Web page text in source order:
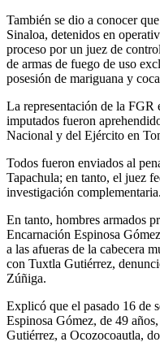
También se dio a conocer
Sinaloa, detenidos en
proceso por un juez de
de armas de fuego de uso
posesión de mariguana y
La representación de la FGR
imputados fueron
Nacional y del Ejército en
Todos fueron enviados al
Tapachula; en tanto, el juez
investigación complementaria.
En tanto, hombres armados
Encarnación Espinosa
a las afueras de la cabecera
con Tuxtla Gutiérrez,
Zúñiga.
Explicó que el pasado 16 de
Espinosa Gómez, de 49
Gutiérrez, a Ocozocoautla,